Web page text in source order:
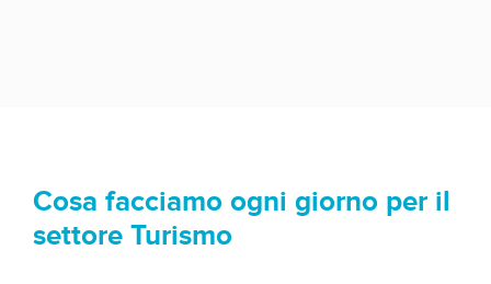
Cosa facciamo ogni giorno per il
settore Turismo